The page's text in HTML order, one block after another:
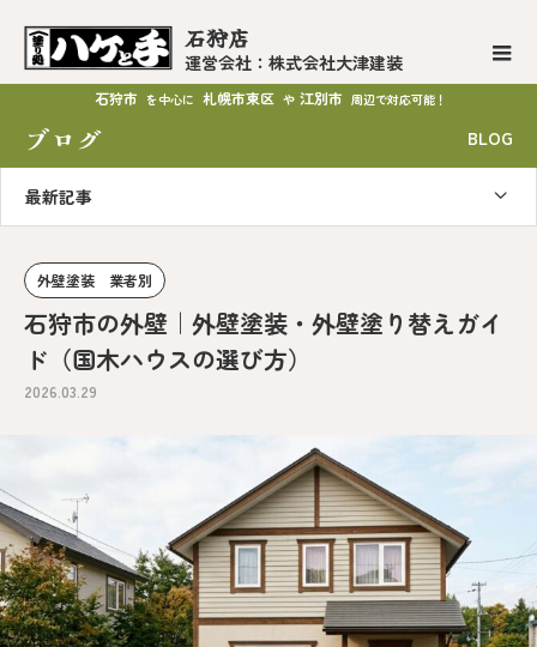
石狩店
運営会社：株式会社大津建装
石狩市 を中心に 札幌市東区 や 江別市 周辺で対応可能！
ブログ BLOG
最新記事
外壁塗装 業者別
石狩市の外壁｜外壁塗装・外壁塗り替えガイ
ド（国木ハウスの選び方）
2026.03.29